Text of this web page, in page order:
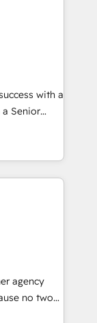
brings your
to
to
you up for
teams
generate
with a
Senior
HubSpot,
We
&
sales &
building
Account-
tactics.
deploy
agency
no two
a